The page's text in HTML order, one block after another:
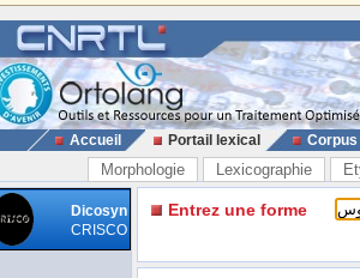
Accueil Portail lexical Corpus
Morphologie Lexicographie
Dicosyn
CRISCO
Entrez une forme